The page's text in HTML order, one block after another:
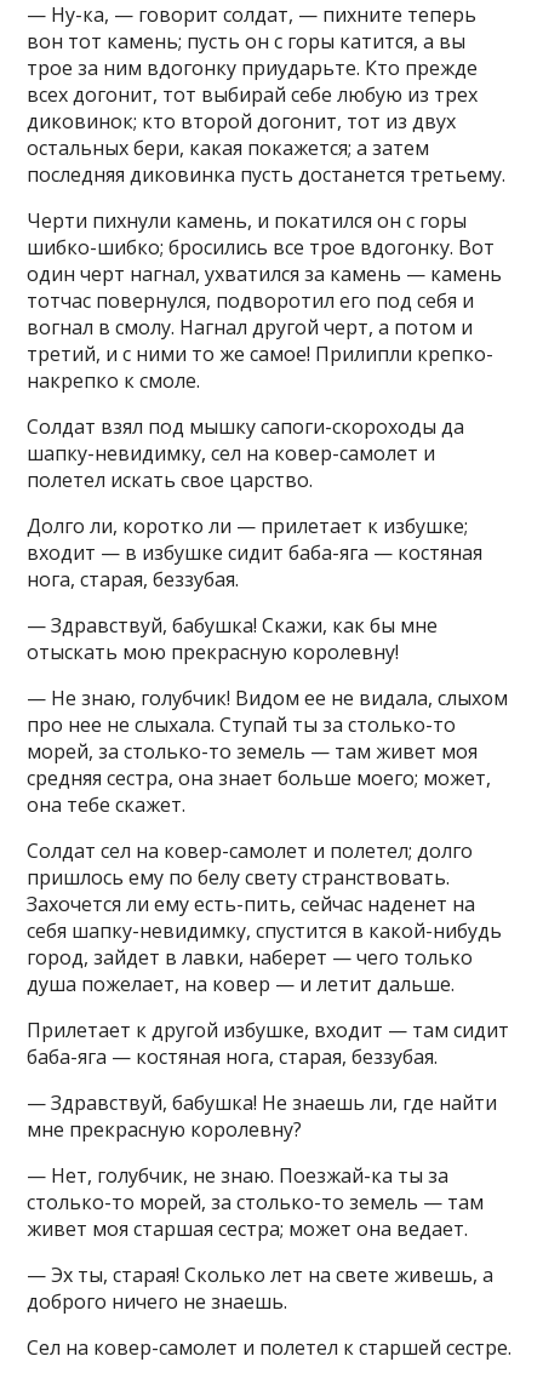
— Ну-ка, — говорит солдат, — пихните теперь
вон тот камень; пусть он с горы катится, а вы
трое за ним вдогонку приударьте. Кто прежде
всех догонит, тот выбирай себе любую из трех
диковинок; кто второй догонит, тот из двух
остальных бери, какая покажется; а затем
последняя диковинка пусть достанется третьему.
Черти пихнули камень, и покатился он с горы
шибко-шибко; бросились все трое вдогонку. Вот
один черт нагнал, ухватился за камень — камень
тотчас повернулся, подворотил его под себя и
вогнал в смолу. Нагнал другой черт, а потом и
третий, и с ними то же самое! Прилипли крепко-
накрепко к смоле.
Солдат взял под мышку сапоги-скороходы да
шапку-невидимку, сел на ковер-самолет и
полетел искать свое царство.
Долго ли, коротко ли — прилетает к избушке;
входит — в избушке сидит баба-яга — костяная
нога, старая, беззубая.
— Здравствуй, бабушка! Скажи, как бы мне
отыскать мою прекрасную королевну!
— Не знаю, голубчик! Видом ее не видала, слыхом
про нее не слыхала. Ступай ты за столько-то
морей, за столько-то земель — там живет моя
средняя сестра, она знает больше моего; может,
она тебе скажет.
Солдат сел на ковер-самолет и полетел; долго
пришлось ему по белу свету странствовать.
Захочется ли ему есть-пить, сейчас наденет на
себя шапку-невидимку, спустится в какой-нибудь
город, зайдет в лавки, наберет — чего только
душа пожелает, на ковер — и летит дальше.
Прилетает к другой избушке, входит — там сидит
баба-яга — костяная нога, старая, беззубая.
— Здравствуй, бабушка! Не знаешь ли, где найти
мне прекрасную королевну?
— Нет, голубчик, не знаю. Поезжай-ка ты за
столько-то морей, за столько-то земель — там
живет моя старшая сестра; может она ведает.
— Эх ты, старая! Сколько лет на свете живешь, а
доброго ничего не знаешь.
Сел на ковер-самолет и полетел к старшей сестре.